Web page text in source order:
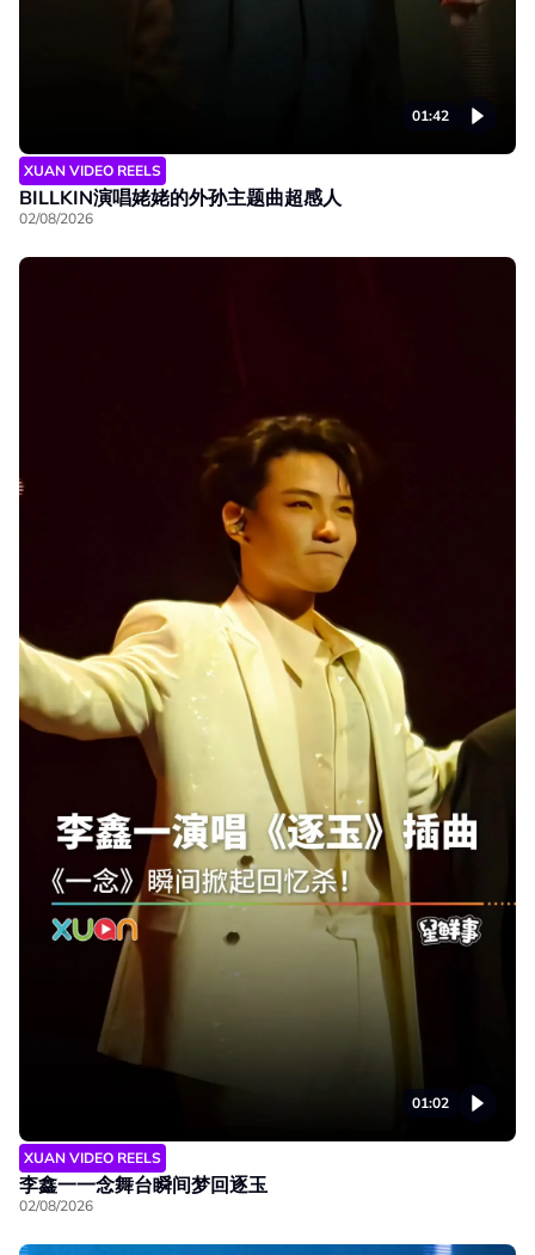
01:42
XUAN VIDEO REELS
BILLKIN演唱姥姥的外孙主题曲超感人
02/08/2026
01:02
XUAN VIDEO REELS
李鑫一一念舞台瞬间梦回逐玉
02/08/2026